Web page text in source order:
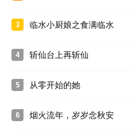
3 临水小厨娘之食满临水
4 斩仙台上再斩仙
5 从零开始的她
6 烟火流年，岁岁念秋安